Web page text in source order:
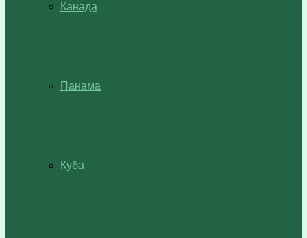
Канада
Панама
Куба